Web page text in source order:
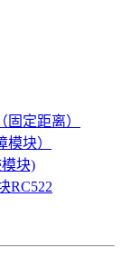
固定距离）
块）
块)
RC522